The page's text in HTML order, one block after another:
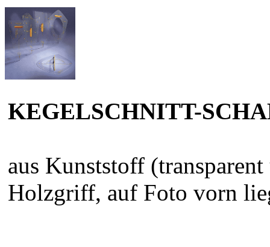
KEGELSCHNITT-
aus Kunststoff
Holzgriff, auf Foto vorn